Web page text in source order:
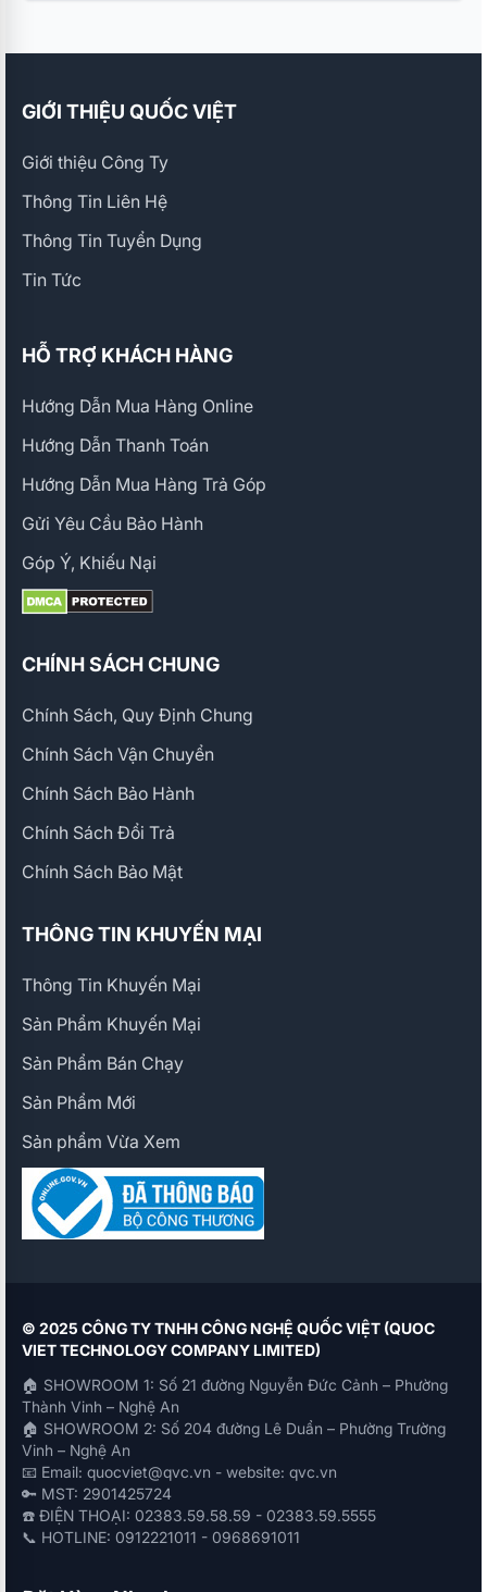
GIỚI THIỆU QUỐC VIỆT
Giới thiệu Công Ty
Thông Tin Liên Hệ
Thông Tin Tuyển Dụng
Tin Tức
HỖ TRỢ KHÁCH HÀNG
Hướng Dẫn Mua Hàng Online
Hướng Dẫn Thanh Toán
Hướng Dẫn Mua Hàng Trả Góp
Gửi Yêu Cầu Bảo Hành
Góp Ý, Khiếu Nại
CHÍNH SÁCH CHUNG
Chính Sách, Quy Định Chung
Chính Sách Vận Chuyển
Chính Sách Bảo Hành
Chính Sách Đổi Trả
Chính Sách Bảo Mật
THÔNG TIN KHUYẾN MẠI
Thông Tin Khuyến Mại
Sản Phẩm Khuyến Mại
Sản Phẩm Bán Chạy
Sản Phẩm Mới
Sản phẩm Vừa Xem
© 2025 CÔNG TY TNHH CÔNG NGHỆ QUỐC VIỆT (QUOC
VIET TECHNOLOGY COMPANY LIMITED)
🏠 SHOWROOM 1: Số 21 đường Nguyễn Đức Cảnh – Phường
Thành Vinh – Nghệ An
🏠 SHOWROOM 2: Số 204 đường Lê Duẩn – Phường Trường
Vinh – Nghệ An
📧 Email: quocviet@qvc.vn - website: qvc.vn
🔑 MST: 2901425724
☎️ ĐIỆN THOẠI: 02383.59.58.59 - 02383.59.5555
📞 HOTLINE: 0912221011 - 0968691011